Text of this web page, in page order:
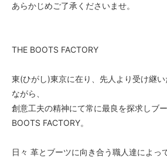
あらかじめご了承くださいませ。
THE BOOTS FACTORY
東(ひがし)東京に在り、先人より受け継
ながら、
創意工夫の精神にて常に最良を探求しブ
BOOTS FACTORY。
日々 革とブーツに向き合う職人達によっ